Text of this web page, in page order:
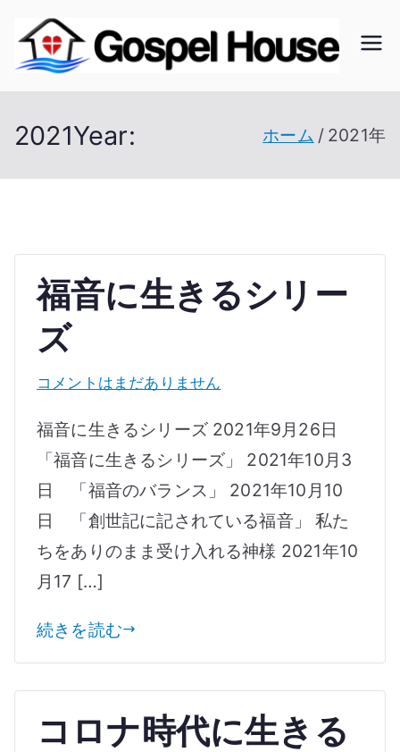
を
キ
ス
ペ
ハ
い未
2021Year: ホーム 2021年
福音に生きるシリー
ズ
福
に
生
き
る
シ
ー
ズ
コメントはまだありません
福音に生きるシリーズ 2021年9月26日
「福音に生きるシリーズ」 2021年10月3
日 「福音のバランス」 2021年10月10
日 「創世記に記されている福音」 私た
ちをありのまま受け入れる神様 2021年10
月17 […]
続きを読む
コロナ時代に生きる